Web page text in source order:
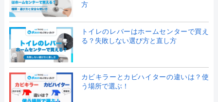
方
トイレのレバーはホームセンターで買え
る？失敗しない選び方と直し方
カビキラーとカビハイターの違いは？使
う場所で選ぶ！